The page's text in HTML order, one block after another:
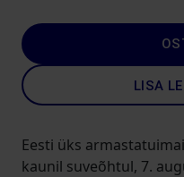
LISA
Eesti üks
kaunil suveõhtul, 7.